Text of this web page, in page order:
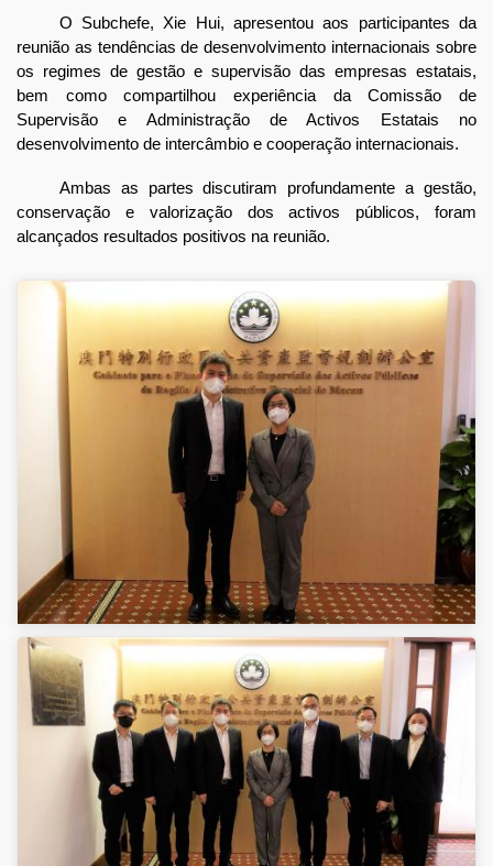
O Subchefe, Xie Hui, apresentou aos participantes da
reunião as tendências de desenvolvimento internacionais sobre
os regimes de gestão e supervisão das empresas estatais,
bem como compartilhou experiência da Comissão de
Supervisão e Administração de Activos Estatais no
desenvolvimento de intercâmbio e cooperação internacionais.
Ambas as partes discutiram profundamente a gestão,
conservação e valorização dos activos públicos, foram
alcançados resultados positivos na reunião.